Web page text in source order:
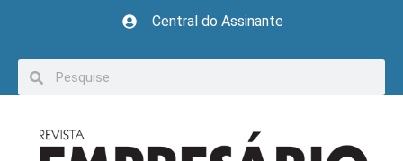
Central do Assinante